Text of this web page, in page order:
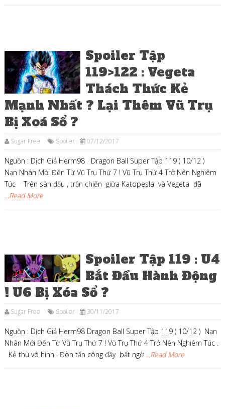
Spoiler Tập
119>122 : Vegeta
Thách Thức Kẻ
Mạnh Nhất ? Lại Thêm Vũ Trụ
Bị Xoá Sổ ?
Sugar Free Spoiler 07/12/2017
Nguồn : Dịch Giả Herm98 Dragon Ball Super Tập 119 ( 10/12 )
Nạn Nhân Mới Đến Từ Vũ Trụ Thứ 7 ! Vũ Trụ Thứ 4 Trở Nên Nghiêm
Túc Trên sàn đấu , trận chiến giữa Katopesla và Vegeta đã
...Read More
Spoiler Tập 119 : U4
Bắt Đầu Hành Động
! U6 Bị Xóa Sổ ?
Sugar Free Spoiler 30/11/2017
Nguồn : Dịch Giả Herm98 Dragon Ball Super Tập 119 ( 10/12 ) Nạn
Nhân Mới Đến Từ Vũ Trụ Thứ 7 ! Vũ Trụ Thứ 4 Trở Nên Nghiêm Túc .
Kẻ thù vô hình ! Đòn tấn công đầy bất ngờ ...Read More